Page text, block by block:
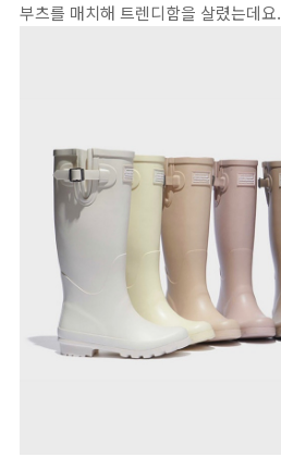
부츠를 매치해 트렌디함을 살렸는데요.